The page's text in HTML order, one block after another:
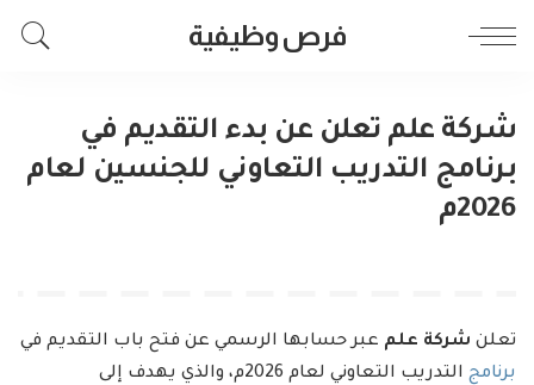
فرص وظيفية
شركة علم تعلن عن بدء التقديم في
برنامج التدريب التعاوني للجنسين لعام
2026م
تعلن شركة علم عبر حسابها الرسمي عن فتح باب التقديم في
برنامج
التدريب التعاوني لعام 2026م، والذي يهدف إلى